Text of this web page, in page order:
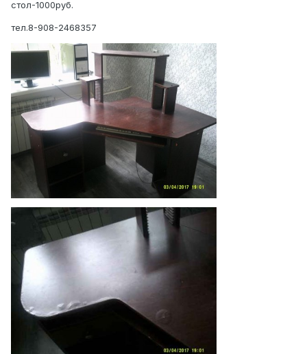
стол-1000руб.
тел.8-908-2468357